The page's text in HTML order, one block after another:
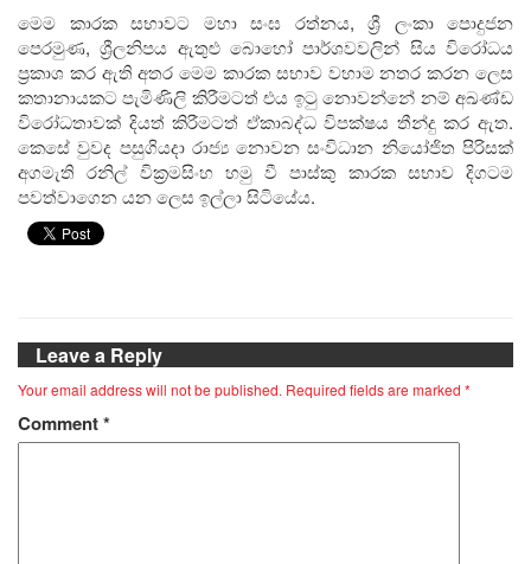
මෙම කාරක සභාවට මහා සංඝ රත්නය, ශ්‍රී ලංකා පොදුජන
පෙරමුණ, ශ්‍රීලනිපය ඇතුළු බොහෝ පාර්ශවවලින් සිය විරෝධය
ප්‍රකාශ කර ඇති අතර මෙම කාරක සභාව වහාම නතර කරන ලෙස
කතානායකට පැමිණිලි කිරීමටත් එය ඉටු නොවන්නේ නම් අඛණ්ඩ
විරෝධතාවක් දියත් කිරීමටත් ඒකාබද්ධ විපක්ෂය තීන්දු කර ඇත.
කෙසේ වුවද පසුගියදා රාජ්‍ය නොවන සංවිධාන නියෝජිත පිරිසක්
අගමැති රනිල් වික්‍රමසිංහ හමු වී පාස්කු කාරක සභාව දිගටම
පවත්වාගෙන යන ලෙස ඉල්ලා සිටියේය.
Leave a Reply
Your email address will not be published. Required fields are marked *
Comment*